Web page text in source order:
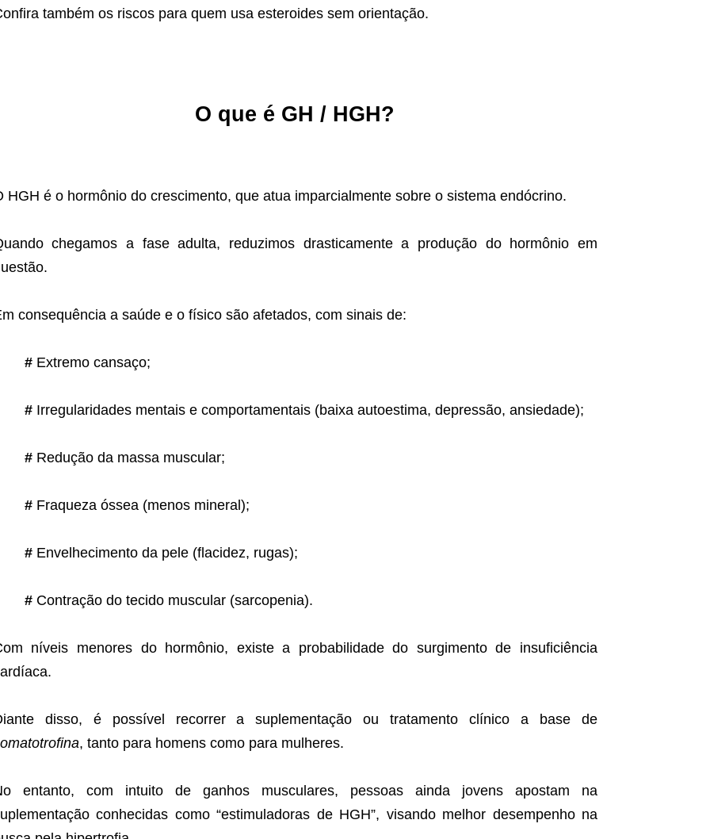
também os riscos para quem usa esteroides sem orientação.
O que é GH / HGH?
HGH é o hormônio do crescimento, que atua imparcialmente sobre o sistema endócrino.
chegamos a fase adulta, reduzimos drasticamente a produção do hormônio em
consequência a saúde e o físico são afetados, com sinais de:
#Extremo cansaço;
#Irregularidades mentais e comportamentais (baixa autoestima, depressão, ansiedade);
#Redução da massa muscular;
#Fraqueza óssea (menos mineral);
#Envelhecimento da pele (flacidez, rugas);
#Contração do tecido muscular (sarcopenia).
níveis menores do hormônio, existe a probabilidade do surgimento de insuficiência
disso, é possível recorrer a suplementação ou tratamento clínico a base de
, tanto para homens como para mulheres.
entanto, com intuito de ganhos musculares, pessoas ainda jovens apostam na
conhecidas como “estimuladoras de HGH”, visando melhor desempenho na